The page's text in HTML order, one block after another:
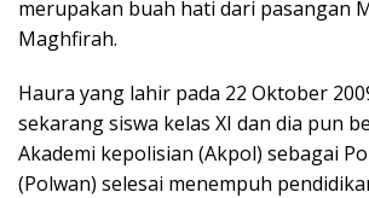
merupakan buah hati dari pasangan
Maghfirah.
Haura yang lahir pada 22 Oktober
sekarang siswa kelas XI dan dia pun
Akademi kepolisian (Akpol) sebagai
(Polwan) selesai menempuh